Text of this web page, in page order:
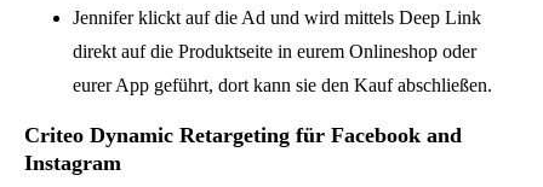
Jennifer klickt auf die Ad und wird mittels Deep Link
direkt auf die Produktseite in eurem Onlineshop oder
eurer App geführt, dort kann sie den Kauf abschließen.
Criteo Dynamic Retargeting für Facebook and
Instagram